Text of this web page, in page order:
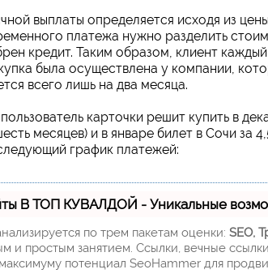
выплаты определяется исходя из
платежа нужно разделить
кредит. Таким образом, клиент
была осуществлена у компании,
всего лишь на два месяца.
карточки решит купить в
месяцев) и в январе билет в Сочи за
график платежей:
В ТОП КУВАЛДОЙ - Уникальные
по трем пакетам оценки: SEO,
и простым занятием. Ссылки, вечные
потенциал SeoHammer для